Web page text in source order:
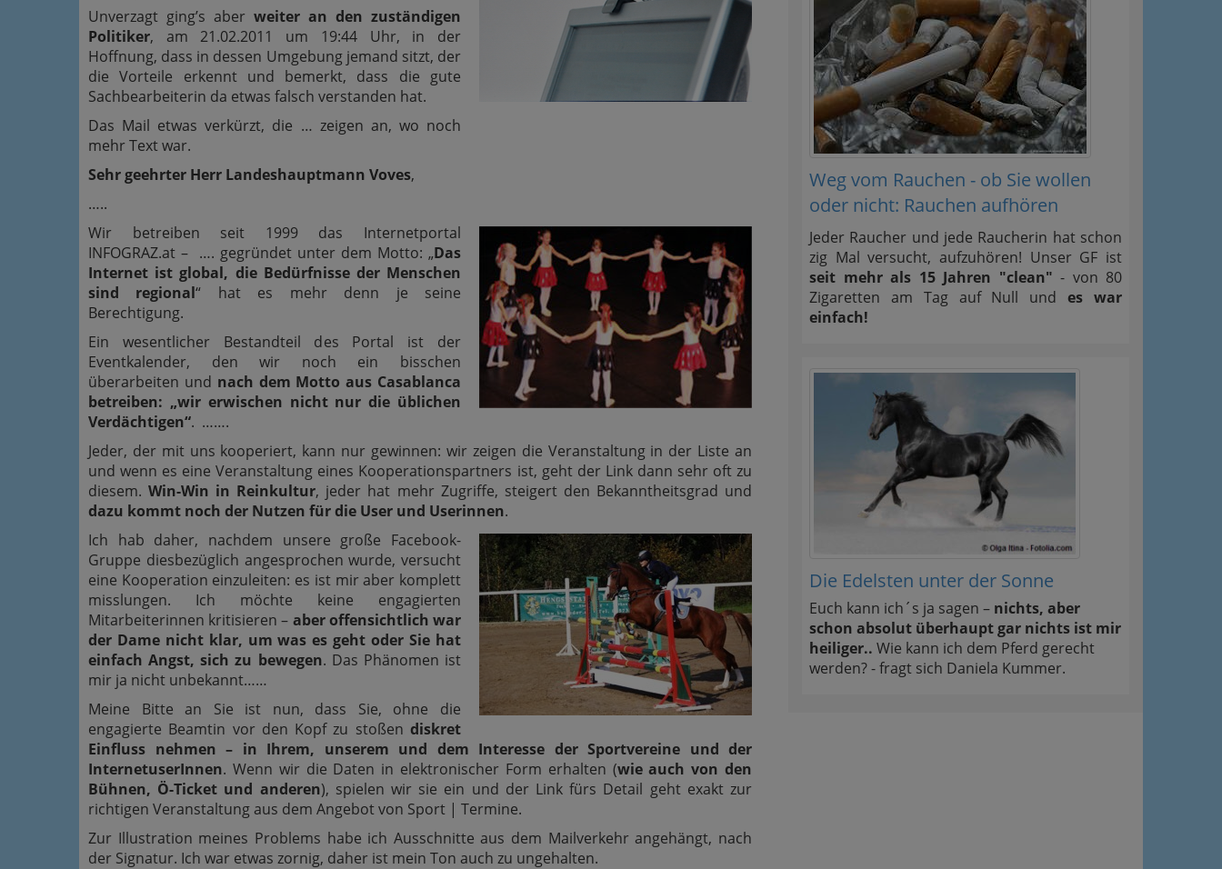
Unverzagt ging’s aber weiter an den zuständigen
Politiker, am 21.02.2011 um 19:44 Uhr, in der
Hoffnung, dass in dessen Umgebung jemand sitzt, der
die Vorteile erkennt und bemerkt, dass die gute
Sachbearbeiterin da etwas falsch verstanden hat.
Das Mail etwas verkürzt, die … zeigen an, wo noch
mehr Text war.
Sehr geehrter Herr Landeshauptmann Voves,
…..
Wir betreiben seit 1999 das Internetportal
INFOGRAZ.at – …. gegründet unter dem Motto: „Das
Internet ist global, die Bedürfnisse der Menschen
sind regional“ hat es mehr denn je seine
Berechtigung.
Ein wesentlicher Bestandteil des Portal ist der
Eventkalender, den wir noch ein bisschen
überarbeiten und nach dem Motto aus Casablanca
betreiben: „wir erwischen nicht nur die üblichen
Verdächtigen“. …….
Jeder, der mit uns kooperiert, kann nur gewinnen: wir zeigen die Veranstaltung in der Liste an
und wenn es eine Veranstaltung eines Kooperationspartners ist, geht der Link dann sehr oft zu
diesem.Win-Win in Reinkultur, jeder hat mehr Zugriffe, steigert den Bekanntheitsgrad und
dazu kommt noch der Nutzen für die User und Userinnen.
Ich hab daher, nachdem unsere große Facebook-
Gruppe diesbezüglich angesprochen wurde, versucht
eine Kooperation einzuleiten: es ist mir aber komplett
misslungen. Ich möchte keine engagierten
Mitarbeiterinnen kritisieren – aber offensichtlich war
der Dame nicht klar, um was es geht oder Sie hat
einfach Angst, sich zu bewegen. Das Phänomen ist
mir ja nicht unbekannt……
Meine Bitte an Sie ist nun, dass Sie, ohne die
engagierte Beamtin vor den Kopf zu stoßen diskret
Einfluss nehmen – in Ihrem, unserem und dem Interesse der Sportvereine und der
InternetuserInnen. Wenn wir die Daten in elektronischer Form erhalten (wie auch von den
Bühnen, Ö-Ticket und anderen), spielen wir sie ein und der Link fürs Detail geht exakt zur
richtigen Veranstaltung aus dem Angebot von Sport | Termine.
Zur Illustration meines Problems habe ich Ausschnitte aus dem Mailverkehr angehängt, nach
der Signatur. Ich war etwas zornig, daher ist mein Ton auch zu ungehalten.
Weg vom Rauchen - ob Sie wollen
oder nicht: Rauchen aufhören
Jeder Raucher und jede Raucherin hat schon
zig Mal versucht, aufzuhören! Unser GF ist
seit mehr als 15 Jahren "clean" - von 80
Zigaretten am Tag auf Null undes war
einfach!
Die Edelsten unter der Sonne
Euch kann ich´s ja sagen – nichts, aber
schon absolut überhaupt gar nichts ist mir
heiliger.. Wie kann ich dem Pferd gerecht
werden? - fragt sich Daniela Kummer.